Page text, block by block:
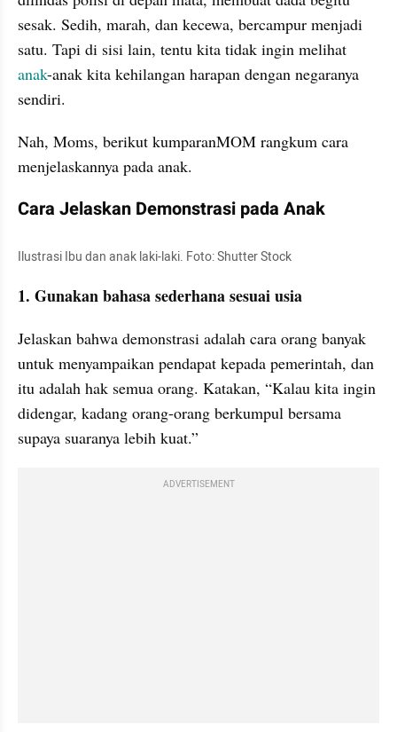
sesak. Sedih, marah, dan kecewa, bercampur menjadi
anak-anak kita kehilangan harapan dengan negaranya
sendiri.
Nah, Moms, berikut kumparanMOM rangkum cara
menjelaskannya pada anak.
Cara Jelaskan Demonstrasi pada Anak
Ilustrasi Ibu dan anak laki-laki. Foto: Shutter Stock
1. Gunakan bahasa sederhana sesuai usia
Jelaskan bahwa demonstrasi adalah cara orang banyak
untuk menyampaikan pendapat kepada pemerintah, dan
itu adalah hak semua orang. Katakan, “Kalau kita ingin
didengar, kadang orang-orang berkumpul bersama
supaya suaranya lebih kuat.”
ADVERTISEMENT